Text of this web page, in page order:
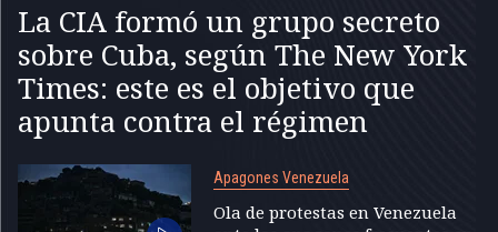
La CIA formó un grupo secreto
sobre Cuba, según The New York
Times: este es el objetivo que
apunta contra el régimen
Apagones Venezuela
Ola de protestas en Venezuela